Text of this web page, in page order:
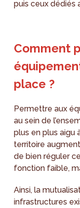
puis ceux dédiés
Comment
place ?
Permettre aux
au sein de
plus en plus aigu
territoire
de bien réguler
fonction faible,
Ainsi, la
infrastructures